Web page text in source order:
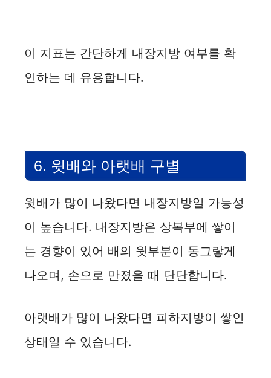
이 지표는 간단하게 내장지방 여부를 확
인하는 데 유용합니다.
6. 윗배와 아랫배 구별
윗배가 많이 나왔다면 내장지방일 가능성
이 높습니다. 내장지방은 상복부에 쌓이
는 경향이 있어 배의 윗부분이 동그랗게
나오며, 손으로 만졌을 때 단단합니다.
아랫배가 많이 나왔다면 피하지방이 쌓인
상태일 수 있습니다.